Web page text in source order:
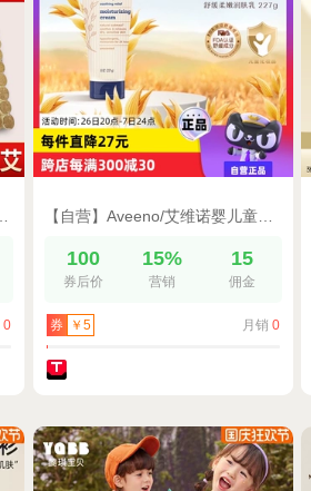
0
【自营】Aveeno/艾维诺婴儿童润肤乳宝宝身体乳面霜保湿滋润补水
100
券后价
15%
营销
15
佣金
券 ￥5 月销 0